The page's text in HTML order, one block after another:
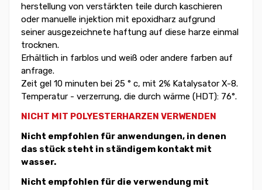
herstellung von verstärkten teile durch kaschieren
oder manuelle injektion mit epoxidharz aufgrund
seiner ausgezeichnete haftung auf diese harze einmal
trocknen.
Erhältlich in farblos und weiß oder andere farben auf
anfrage.
Zeit gel 10 minuten bei 25 ° c, mit 2% Katalysator X-8.
Temperatur - verzerrung, die durch wärme (HDT): 76°.
NICHT MIT POLYESTERHARZEN VERWENDEN
Nicht empfohlen für anwendungen, in denen
das stück steht in ständigem kontakt mit
wasser.
Nicht empfohlen für die verwendung mit